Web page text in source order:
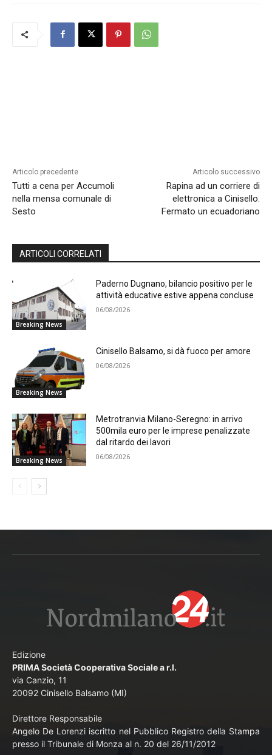
Articolo precedente
Tutti a cena per Accumoli
nella mensa comunale di
Sesto
Articolo successivo
Rapina ad un corriere di
elettronica a Cinisello.
Fermato un ecuadoriano
ARTICOLI CORRELATI
Breaking News
Paderno Dugnano, bilancio positivo per le
attività educative estive appena concluse
06/08/2026
Breaking News
Cinisello Balsamo, si dà fuoco per amore
06/08/2026
Breaking News
Metrotranvia Milano-Seregno: in arrivo
500mila euro per le imprese penalizzate
dal ritardo dei lavori
06/08/2026
Edizione
PRIMA Società Cooperativa Sociale a r.l.
via Canzio, 11
20092 Cinisello Balsamo (MI)
Direttore Responsabile
Angelo De Lorenzi iscritto nel Pubblico Registro della Stampa
presso il Tribunale di Monza al n. 20 del 26/11/2012